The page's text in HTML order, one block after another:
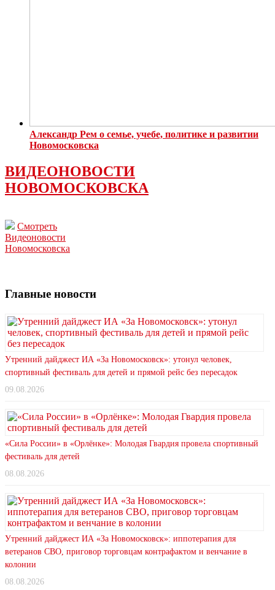
Александр Рем о семье, учебе, политике и развитии
Новомосковска
ВИДЕОНОВОСТИ
НОВОМОСКОВСКА
Смотреть
Видеоновости
Новомосковска
Главные новости
Утренний дайджест ИА «За Новомосковск»: утонул человек,
спортивный фестиваль для детей и прямой рейс без пересадок
09.08.2026
«Сила России» в «Орлёнке»: Молодая Гвардия провела спортивный
фестиваль для детей
08.08.2026
Утренний дайджест ИА «За Новомосковск»: иппотерапия для
ветеранов СВО, приговор торговцам контрафактом и венчание в
колонии
08.08.2026